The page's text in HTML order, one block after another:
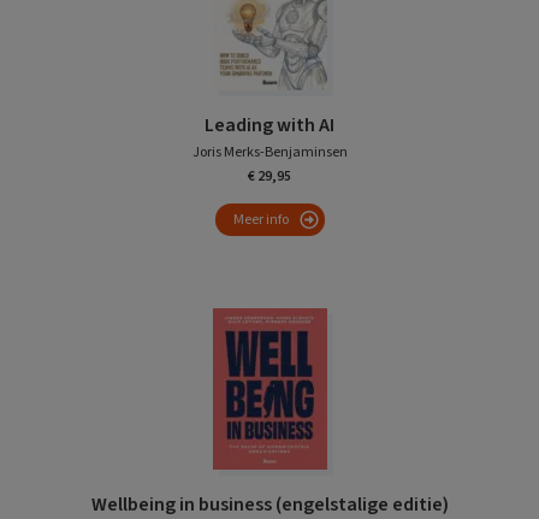
Leading with AI
Joris Merks-Benjaminsen
€ 29,95
Meer info
Wellbeing in business (engelstalige editie)